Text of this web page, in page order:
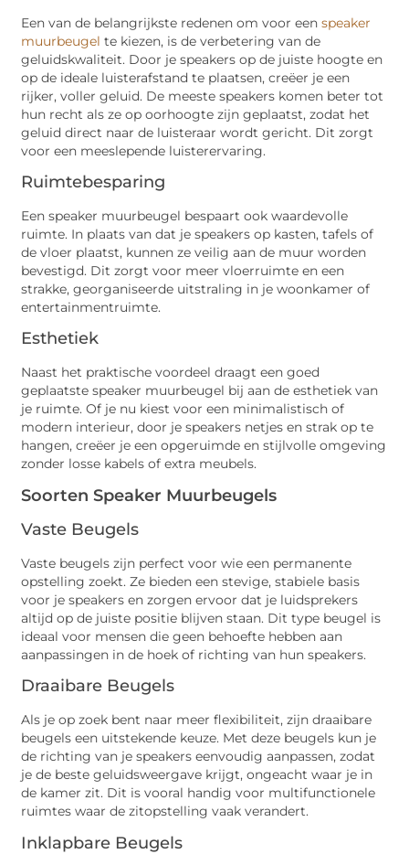
Een van de belangrijkste redenen om voor een speaker
muurbeugel te kiezen, is de verbetering van de
geluidskwaliteit. Door je speakers op de juiste hoogte en
op de ideale luisterafstand te plaatsen, creëer je een
rijker, voller geluid. De meeste speakers komen beter tot
hun recht als ze op oorhoogte zijn geplaatst, zodat het
geluid direct naar de luisteraar wordt gericht. Dit zorgt
voor een meeslepende luisterervaring.
Ruimtebesparing
Een speaker muurbeugel bespaart ook waardevolle
ruimte. In plaats van dat je speakers op kasten, tafels of
de vloer plaatst, kunnen ze veilig aan de muur worden
bevestigd. Dit zorgt voor meer vloerruimte en een
strakke, georganiseerde uitstraling in je woonkamer of
entertainmentruimte.
Esthetiek
Naast het praktische voordeel draagt een goed
geplaatste speaker muurbeugel bij aan de esthetiek van
je ruimte. Of je nu kiest voor een minimalistisch of
modern interieur, door je speakers netjes en strak op te
hangen, creëer je een opgeruimde en stijlvolle omgeving
zonder losse kabels of extra meubels.
Soorten Speaker Muurbeugels
Vaste Beugels
Vaste beugels zijn perfect voor wie een permanente
opstelling zoekt. Ze bieden een stevige, stabiele basis
voor je speakers en zorgen ervoor dat je luidsprekers
altijd op de juiste positie blijven staan. Dit type beugel is
ideaal voor mensen die geen behoefte hebben aan
aanpassingen in de hoek of richting van hun speakers.
Draaibare Beugels
Als je op zoek bent naar meer flexibiliteit, zijn draaibare
beugels een uitstekende keuze. Met deze beugels kun je
de richting van je speakers eenvoudig aanpassen, zodat
je de beste geluidsweergave krijgt, ongeacht waar je in
de kamer zit. Dit is vooral handig voor multifunctionele
ruimtes waar de zitopstelling vaak verandert.
Inklapbare Beugels